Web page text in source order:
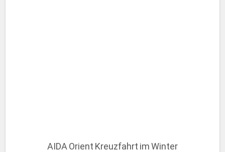
AIDA Orient Kreuzfahrt im Winter